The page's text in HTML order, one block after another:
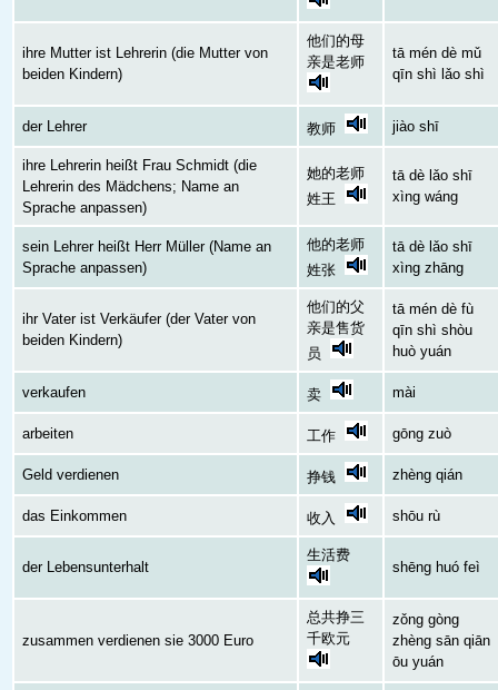
ihre Mutter ist Lehrerin (die Mutter von
beiden Kindern)
他们的母
亲是老师
tā mén dè mǔ
qīn shì lǎo shì
der Lehrer 教师 jiào shī
ihre Lehrerin heißt Frau Schmidt (die
Lehrerin des Mädchens; Name an
Sprache anpassen)
她的老师
姓王
tā dè lǎo shī
xìng wáng
sein Lehrer heißt Herr Müller (Name an
Sprache anpassen)
他的老师
姓张
tā dè lǎo shī
xìng zhāng
ihr Vater ist Verkäufer (der Vater von
beiden Kindern)
他们的父
亲是售货
员
tā mén dè fù
qīn shì shòu
huò yuán
verkaufen 卖 mài
arbeiten 工作 gōng zuò
Geld verdienen 挣钱 zhèng qián
das Einkommen 收入 shōu rù
der Lebensunterhalt
生活费
shēng huó feì
zusammen verdienen sie 3000 Euro
总共挣三
千欧元
zǒng gòng
zhèng sān qiān
ōu yuán